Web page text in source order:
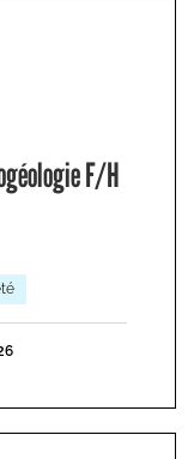
F/H